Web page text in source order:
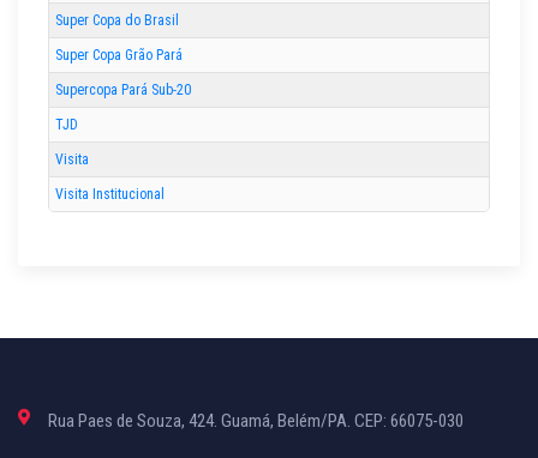
Super Copa do Brasil
Super Copa Grão Pará
Supercopa Pará Sub-20
TJD
Visita
Visita Institucional
Rua Paes de Souza, 424. Guamá, Belém/PA. CEP: 66075-030